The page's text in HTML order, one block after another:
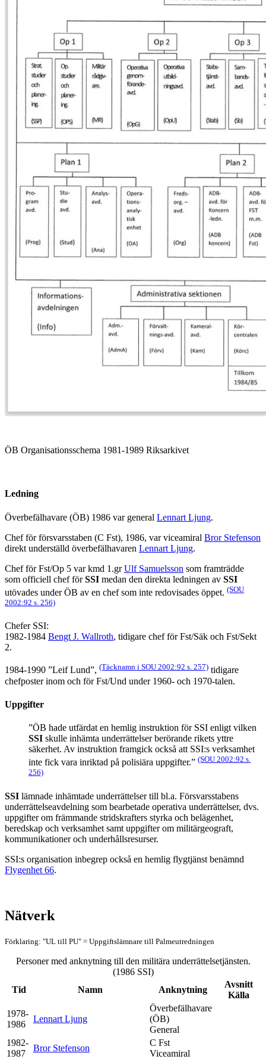
ÖB Organisationsschema 1981-1989 Riksarkivet
Ledning
Överbefälhavare (ÖB) 1986 var general Lennart Ljung.
Chef för försvarsstaben (C Fst), 1986, var viceamiral Bror Stefenson
direkt underställd överbefälhavaren Lennart Ljung.
Chef för Fst/Op 5 var kmd 1.grUlf Samuelsson som framträdde
som officiell chef förSSI medan den direkta ledningen av SSI
utövades under ÖB av en chef som inte redovisades öppet. (SOU
2002:92 s. 256)
Chefer SSI:
1982-1984 Bengt J. Wallroth, tidigare chef för Fst/Säk och Fst/Sekt
2.
1984-1990 ”Leif Lund”, (Täcknamn i SOU 2002:92 s. 257) tidigare
chefposter inom och för Fst/Und under 1960- och 1970-talen.
Uppgifter
”ÖB hade utfärdat en hemlig instruktion för SSI enligt vilken
SSI skulle inhämta underrättelser berörande rikets yttre
säkerhet. Av instruktion framgick också att SSI:s verksamhet
inte fick vara inriktad på polisiära uppgifter.” (SOU 2002:92 s.
256)
SSI lämnade inhämtade underrättelser till bl.a. Försvarsstabens
underrättelseavdelning som bearbetade operativa underrättelser, dvs.
uppgifter om främmande stridskrafters styrka och belägenhet,
beredskap och verksamhet samt uppgifter om militärgeograft,
kommunikationer och underhållsresurser.
SSI:s organisation inbegrep också en hemlig flygtjänst benämnd
Flygenhet 66.
Nätverk
Förklaring: "UL till PU" = Uppgiftslämnare till Palmeutredningen
Personer med anknytning till den militära underrättelsetjänsten.
(1986 SSI)
Tid
Namn Anknytning
Avsnitt
Källa
1978-
1986
Lennart Ljung
Överbefälhavare
(ÖB)
General
1982-
1987
Bror Stefenson
C Fst
Viceamiral